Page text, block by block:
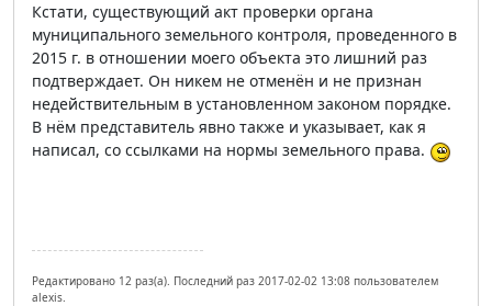
Кстати, существующий акт проверки органа
муниципального земельного контроля, проведенного в
2015 г. в отношении моего объекта это лишний раз
подтверждает. Он никем не отменён и не признан
недействительным в установленном законом порядке.
В нём представитель явно также и указывает, как я
написал, со ссылками на нормы земельного права.
Редактировано 12 раз(а). Последний раз 2017-02-02 13:08 пользователем
alexis.